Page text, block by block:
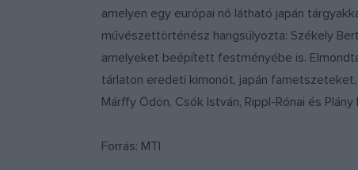
amelyen egy európai nő látható japán
művészettörténész hangsúlyozta: Székely
amelyeket beépített festményébe is.
tárlaton eredeti kimonót, japán
Márffy Ödön, Csók István, Rippl-Rónai és
Forrás: MTI